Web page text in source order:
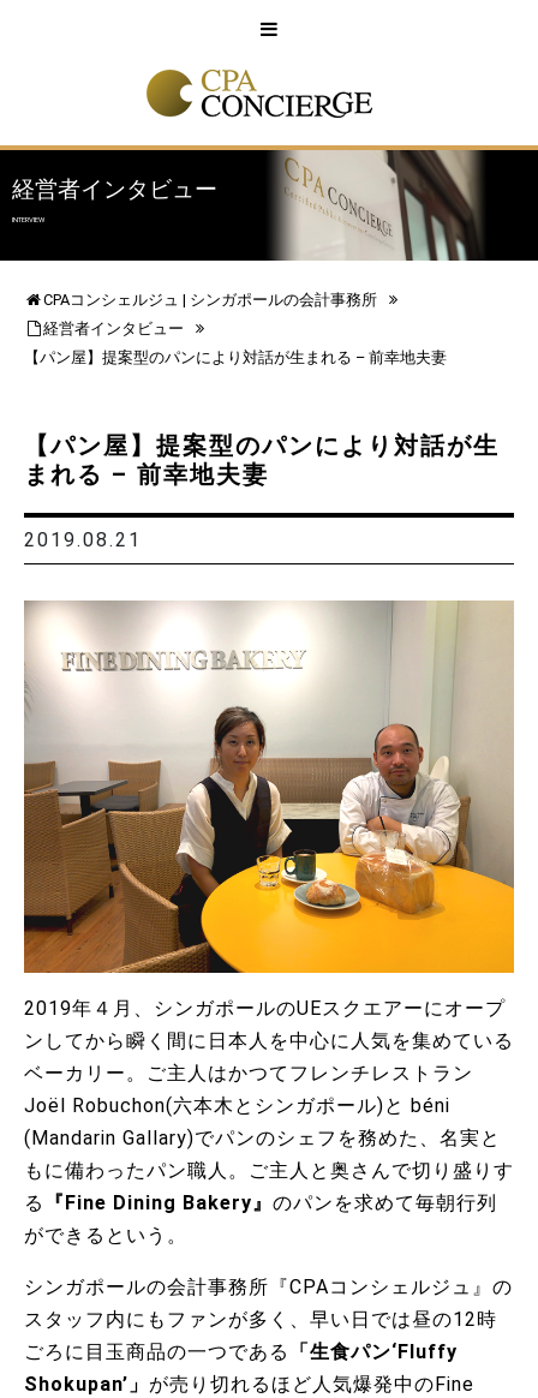
経営者インタビュー
INTERVIEW
CPAコンシェルジュ | シンガポールの会計事務所
経営者インタビュー
【パン屋】提案型のパンにより対話が生まれる – 前幸地夫妻
【パン屋】提案型のパンにより対話が生
まれる – 前幸地夫妻
2019.08.21
2019年４月、シンガポールのUEスクエアーにオープ
ンしてから瞬く間に日本人を中心に人気を集めている
ベーカリー。ご主人はかつてフレンチレストラン
Joël Robuchon(六本木とシンガポール)と béni
(Mandarin Gallary)でパンのシェフを務めた、名実と
もに備わったパン職人。ご主人と奥さんで切り盛りす
る
『Fine Dining Bakery』 のパンを求めて毎朝行列
ができるという。
シンガポールの会計事務所『CPAコンシェルジュ』の
スタッフ内にもファンが多く、早い日では昼の12時
ごろに目玉商品の一つである
「生食パン‘Fluffy
Shokupan’」 が売り切れるほど人気爆発中のFine